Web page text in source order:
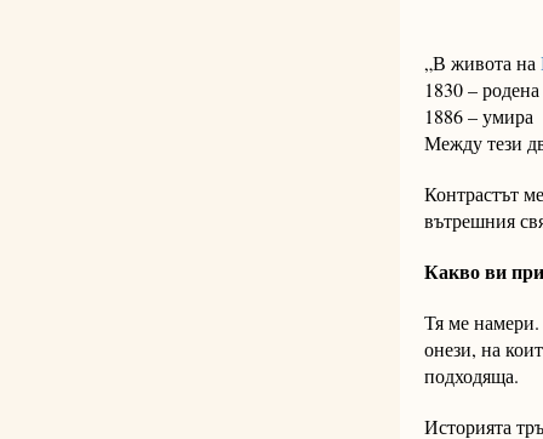
„В живота на
1830 –
1886 – умира
Между тези
Контрастът
вътрешния
Какво ви
Тя ме намери.
онези, на
подходяща.
Историята